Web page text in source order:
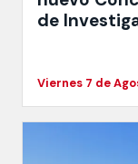
de
Viernes 7 de